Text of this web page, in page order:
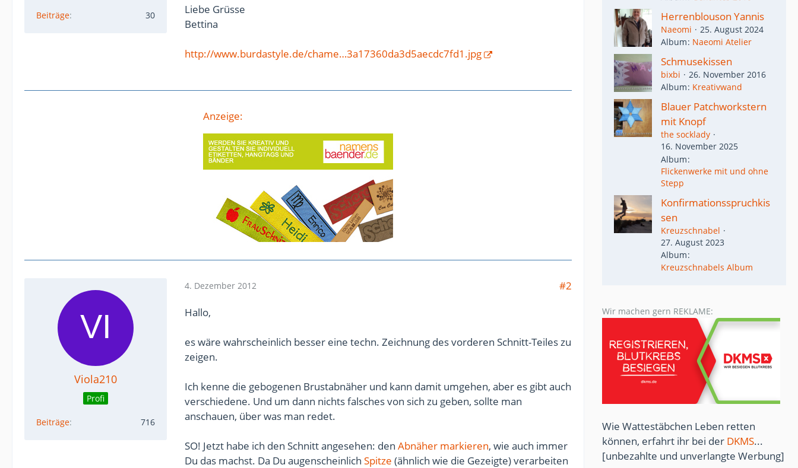
Beiträge 30
Liebe Grüsse
Bettina
http://www.burdastyle.de/chame…3a17360da3d5aecdc7fd1.jpg
Anzeige:
Viola210
Profi
Beiträge 716
4. Dezember 2012
#2
Hallo,
es wäre wahrscheinlich besser eine techn. Zeichnung des vorderen Schnitt-Teiles zu
zeigen.
Ich kenne die gebogenen Brustabnäher und kann damit umgehen, aber es gibt auch
verschiedene. Und um dann nichts falsches von sich zu geben, sollte man
anschauen, über was man redet.
SO! Jetzt habe ich den Schnitt angesehen: den Abnäher markieren, wie auch immer
Du das machst. Da Du augenscheinlich Spitze (ähnlich wie die Gezeigte) verarbeiten
Herrenblouson Yannis
Naeomi
25. August 2024
Album Naeomi Atelier
Schmusekissen
bixbi
26. November 2016
Album Kreativwand
Blauer Patchworkstern
mit Knopf
the socklady
16. November 2025
Album
Flickenwerke mit und ohne
Stepp
Konfirmationsspruchkis
sen
Kreuzschnabel
27. August 2023
Album
Kreuzschnabels Album
Wir machen gern REKLAME:
Wie Wattestäbchen Leben retten
können, erfahrt ihr bei der DKMS...
[unbezahlte und unverlangte Werbung]